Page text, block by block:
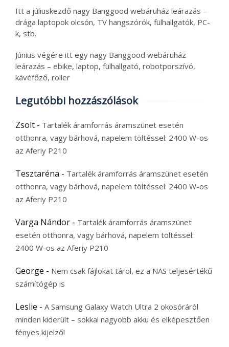
Itt a júliuskezdő nagy Banggood webáruház leárazás –
drága laptopok olcsón, TV hangszórók, fülhallgatók, PC-
k, stb.
Június végére itt egy nagy Banggood webáruház
leárazás – ebike, laptop, fülhallgató, robotporszívó,
kávéfőző, roller
Legutóbbi hozzászólások
Zsolt - Tartalék áramforrás áramszünet esetén
otthonra, vagy bárhová, napelem töltéssel: 2400 W-os
az Aferiy P210
Tesztaréna - Tartalék áramforrás áramszünet esetén
otthonra, vagy bárhová, napelem töltéssel: 2400 W-os
az Aferiy P210
Varga Nándor - Tartalék áramforrás áramszünet
esetén otthonra, vagy bárhová, napelem töltéssel:
2400 W-os az Aferiy P210
George - Nem csak fájlokat tárol, ez a NAS teljesértékű
számítógép is
Leslie - A Samsung Galaxy Watch Ultra 2 okosóráról
minden kiderült – sokkal nagyobb akku és elképesztően
fényes kijelző!